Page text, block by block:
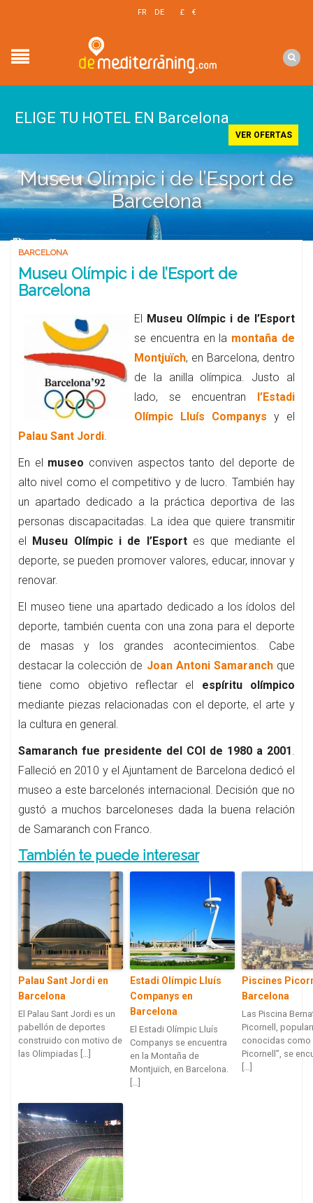
FR DE £ €
ELIGE TU HOTEL EN Barcelona
VER OFERTAS
Museu Olímpic i de l’Esport de
Barcelona
BARCELONA
Museu Olímpic i de l’Esport de
Barcelona
El Museu Olímpic i de l’Esport
se encuentra en la montaña de
Montjuïch, en Barcelona, dentro
de la anilla olímpica. Justo al
lado, se encuentran l’Estadi
Olímpic Lluís Companys y el
Palau Sant Jordi.
En el museo conviven aspectos tanto del deporte de
alto nivel como el competitivo y de lucro. También hay
un apartado dedicado a la práctica deportiva de las
personas discapacitadas. La idea que quiere transmitir
el Museu Olímpic i de l’Esportes que mediante el
deporte, se pueden promover valores, educar, innovar y
renovar.
El museo tiene una apartado dedicado a los ídolos del
deporte, también cuenta con una zona para el deporte
de masas y los grandes acontecimientos. Cabe
destacar la colección de Joan Antoni Samaranch que
tiene como objetivo reflectar el espíritu olímpico
mediante piezas relacionadas con el deporte, el arte y
la cultura en general.
Samaranch fue presidente del COI de 1980 a 2001.
Falleció en 2010 y el Ajuntament de Barcelona dedicó el
museo a este barcelonés internacional. Decisión que no
gustó a muchos barceloneses dada la buena relación
de Samaranch con Franco.
También te puede interesar
Palau Sant Jordi en
Barcelona
El Palau Sant Jordi es un
pabellón de deportes
construido con motivo de
las Olimpiadas […]
Estadi Olímpic Lluís
Companys en
Barcelona
El Estadi Olímpic Lluís
Companys se encuentra
en la Montaña de
Montjuïch, en Barcelona.
[…]
Piscines
Barcelona
Las Piscina
Picornell,
conocidas como
Picornell”, se
[…]